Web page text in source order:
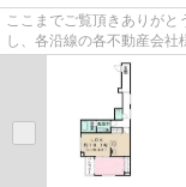
ここまでご覧頂きありがと
し、各沿線の各不動産会
しております！最新の情報